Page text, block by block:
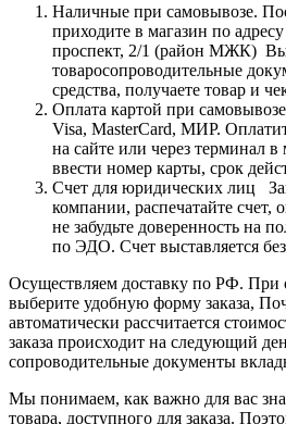
Наличные при самовывозе.
приходите в магазин по
проспект, 2/1 (район МЖК)
товаросопроводительные
средства, получаете товар и
Оплата картой при
Visa, MasterCard, МИР.
на сайте или через терминал
ввести номер карты, срок
Счет для юридических лиц
компании, распечатайте счет,
не забудьте доверенность на
по ЭДО. Счет выставляется
Осуществляем доставку по РФ. При
выберите удобную форму заказа,
автоматически рассчитается
заказа происходит на следующий
сопроводительные документы
Мы понимаем, как важно для вас
товара, доступного для заказа.